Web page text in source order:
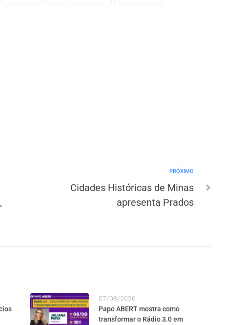
PRÓXIMO
Cidades Históricas de Minas
apresenta Prados
07/08/2026
Papo ABERT mostra como
transformar o Rádio 3.0 em